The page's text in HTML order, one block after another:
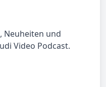
Neuheiten und
Video Podcast.